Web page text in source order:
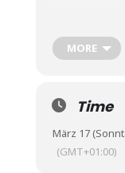
Die
MORE
Time
März 17
(GMT+01:00)